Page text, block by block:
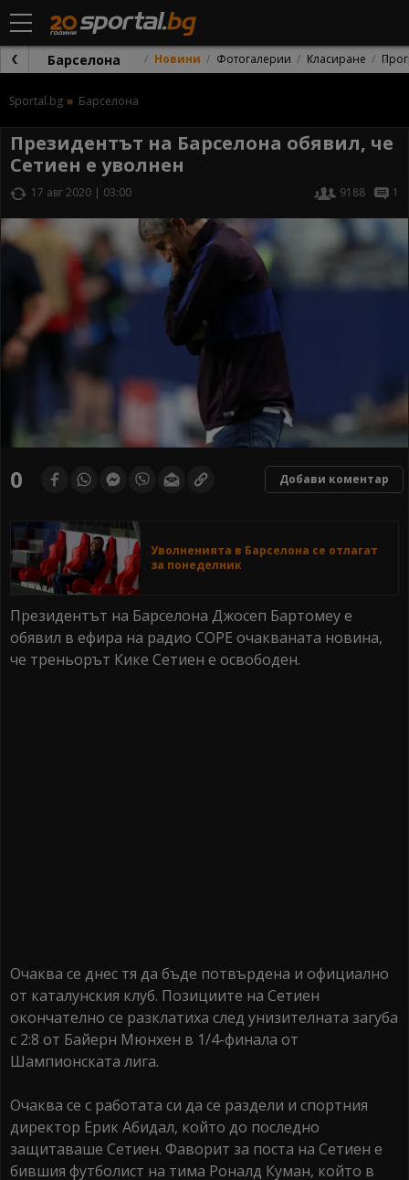
Барселона Новини Фотогалерии Класиране
Sportal.bg Барселона
Президентът на Барселона обявил, че
Сетиен е уволнен
17 авг 2020 | 03:00 9188 1
0 Добави коментар
Уволненията в Барселона се отлагат
за понеделник
Президентът на Барселона Джосеп Бартомеу е
обявил в ефира на радио СОРЕ очакваната новина,
че треньорът Кике Сетиен е освободен.
Очаква се днес тя да бъде потвърдена и официално
от каталунския клуб. Позициите на Сетиен
окончателно се разклатиха след унизителната загуба
с 2:8 от Байерн Мюнхен в 1/4-финала от
Шампионската лига.
Очаква се с работата си да се раздели и спортния
директор Ерик Абидал, който до последно
защитаваше Сетиен. Фаворит за поста на Сетиен е
бившия футболист на тима Роналд Куман, който в